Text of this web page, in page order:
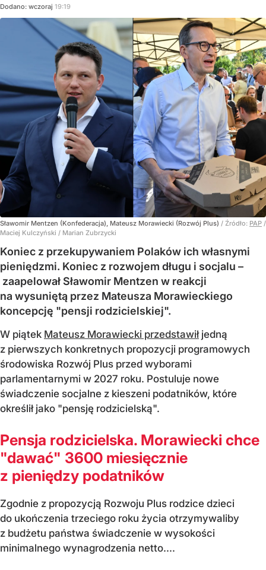
Dodano: wczoraj 19:19
Sławomir Mentzen (Konfederacja), Mateusz Morawiecki (Rozwój Plus) / Źródło: PAP /
Maciej Kulczyński / Marian Zubrzycki
Koniec z przekupywaniem Polaków ich własnymi
pieniędzmi. Koniec z rozwojem długu i socjalu –
zaapelował Sławomir Mentzen w reakcji
na wysuniętą przez Mateusza Morawieckiego
koncepcję "pensji rodzicielskiej".
W piątek Mateusz Morawiecki przedstawiłjedną
z pierwszych konkretnych propozycji programowych
środowiska Rozwój Plus przed wyborami
parlamentarnymi w 2027 roku. Postuluje nowe
świadczenie socjalne z kieszeni podatników, które
określił jako "pensję rodzicielską".
Pensja rodzicielska. Morawiecki chce
"dawać" 3600 miesięcznie
z pieniędzy podatników
Zgodnie z propozycją Rozwoju Plus rodzice dzieci
do ukończenia trzeciego roku życia otrzymywaliby
z budżetu państwa świadczenie w wysokości
minimalnego wynagrodzenia netto....